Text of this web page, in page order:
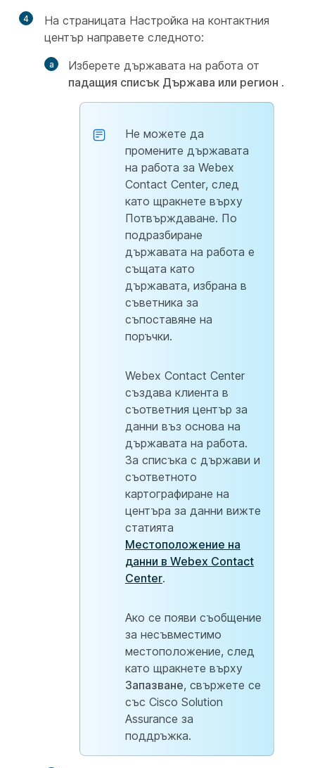
4 На страницата Настройка на контактния
център направете следното:
Изберете държавата на работа от
падащия списък Държава или регион .
Не можете да
промените държавата
на работа за Webex
Contact Center, след
като щракнете върху
Потвърждаване. По
подразбиране
държавата на работа е
същата като
държавата, избрана в
съветника за
съпоставяне на
поръчки.
Webex Contact Center
създава клиента в
съответния център за
данни въз основа на
държавата на работа.
За списъка с държави и
съответното
картографиране на
центъра за данни вижте
статията
Местоположение на
данни в Webex Contact
Center.
Ако се появи съобщение
за несъвместимо
местоположение, след
като щракнете върху
Запазване, свържете се
със Cisco Solution
Assurance за
поддръжка.